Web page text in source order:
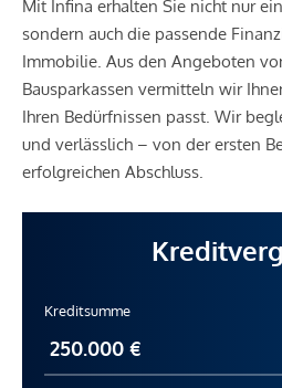
Mit Infina erhalten Sie nicht nur
sondern auch die passende
Immobilie. Aus den Angeboten
Bausparkassen vermitteln wir
Ihren Bedürfnissen passt. Wir
und verlässlich – von der ersten
erfolgreichen Abschluss.
Kreditsumme